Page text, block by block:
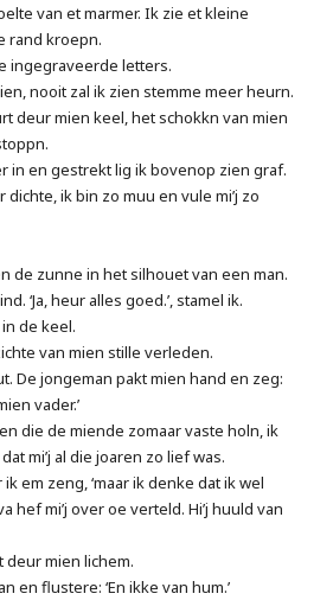
van et marmer. Ik zie et kleine
rand kroepn.
ingegraveerde letters.
nooit zal ik zien stemme meer heurn.
deur mien keel, het schokkn van mien
in en gestrekt lig ik bovenop zien graf.
ik bin zo muu en vule mi’j zo
de zunne in het silhouet van een man.
‘Ja, heur alles goed.’, stamel ik.
de keel.
van mien stille verleden.
De jongeman pakt mien hand en zeg:
vader.’
die de miende zomaar vaste holn, ik
mi’j al die joaren zo lief was.
ik em zeng, ‘maar ik denke dat ik wel
hef mi’j over oe verteld. Hi’j huuld van
deur mien lichem.
en flustere: ‘En ikke van hum.’